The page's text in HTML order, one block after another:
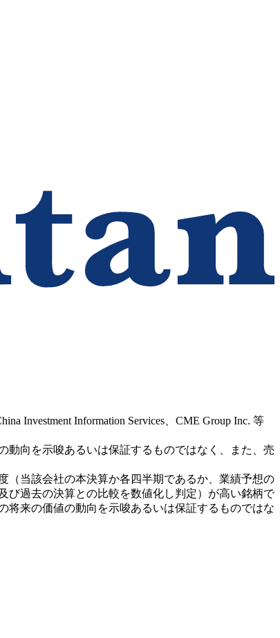
Investment Information Services、CME Group Inc. 等
動向を示唆あるいは保証するものではなく、また、売
（当該会社の本決算か各四半期であるか、業績予想の
び過去の決算との比較を数値化し判定）が高い銘柄で
将来の価値の動向を示唆あるいは保証するものではな